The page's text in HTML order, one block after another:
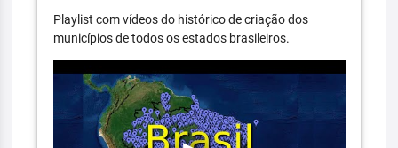
Playlist com vídeos do histórico de criação dos
municípios de todos os estados brasileiros.